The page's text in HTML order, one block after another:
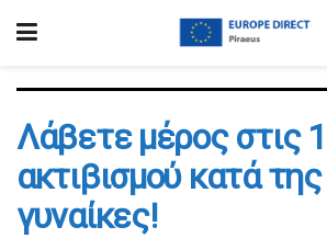
Λάβετε μέρος στις
ακτιβισμού κατά
γυναίκες!